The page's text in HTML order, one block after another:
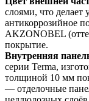
слоями, что
антикоррозийное
AKZONOBEL
покрытие.
Внутренняя
серии Terma,
толщиной 10 мм
— отделочные